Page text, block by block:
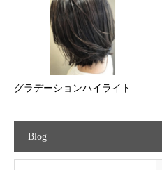
グラデーションハイライト
Blog